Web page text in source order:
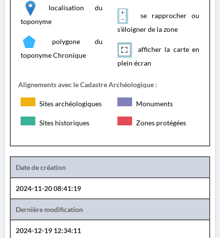
localisation du
toponyme
polygone du
toponyme Chronique
se rapprocher ou
s'éloigner de la zone
afficher la carte en
plein écran
Alignements avec le Cadastre Archéologique :
Sites archéologiques Monuments
Sites historiques Zones protégées
Date de création
2024-11-20 08:41:19
Dernière modification
2024-12-19 12:34:11